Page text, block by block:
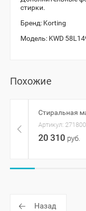
стирки.
Бренд: Korting
Модель: KWD
Похожие
Стиральная
Артикул: 271800
20 310 руб.
Назад